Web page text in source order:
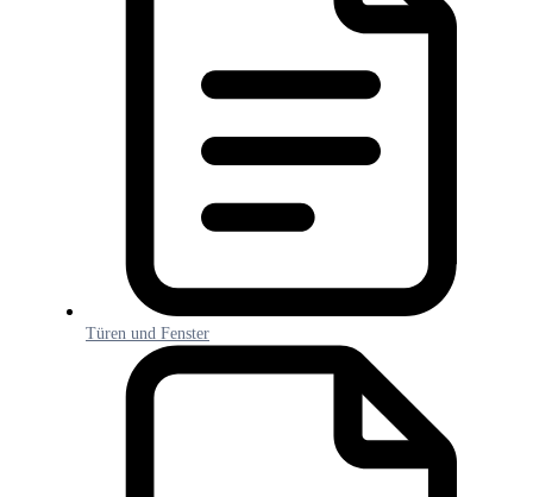
Türen und Fenster